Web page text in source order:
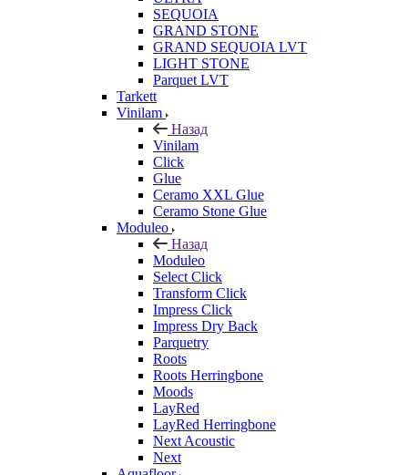
SEQUOIA
GRAND STONE
GRAND SEQUOIA LVT
LIGHT STONE
Parquet LVT
Tarkett
Vinilam
Назад
Vinilam
Click
Glue
Ceramo XXL Glue
Ceramo Stone Glue
Moduleo
Назад
Moduleo
Select Click
Transform Click
Impress Click
Impress Dry Back
Parquetry
Roots
Roots Herringbone
Moods
LayRed
LayRed Herringbone
Next Acoustic
Next